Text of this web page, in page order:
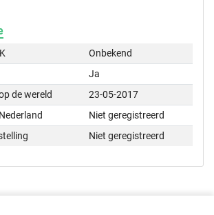
Onbekend
Ja
de wereld
23-05-2017
Niet geregistreerd
Niet geregistreerd